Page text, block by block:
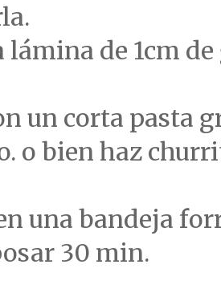
lámina de 1cm de
un corta pasta
o bien haz
una bandeja
30 min.